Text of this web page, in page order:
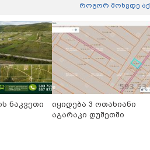
როგორ მოხვდე აქ
ნაკვეთი
იყიდება 3 ოთახიანი
აგარაკი დუშეთში